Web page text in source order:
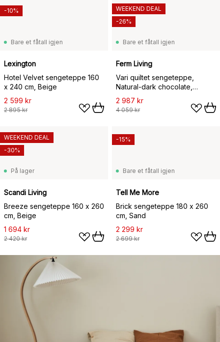
Bare et fåtall igjen
Lexington
Hotel Velvet sengeteppe 160
x 240 cm, Beige
2 599 kr
2 895 kr
-10%
Bare et fåtall igjen
Ferm Living
Vari quiltet sengeteppe,
Natural-dark chocolate,
260x180 cm
2 987 kr
4 059 kr
WEEKEND DEAL
-26%
På lager
Scandi Living
Breeze sengeteppe 160 x 260
cm, Beige
1 694 kr
2 420 kr
WEEKEND DEAL
-30%
Bare et fåtall igjen
Tell Me More
Brick sengeteppe 180 x 260
cm, Sand
2 299 kr
2 699 kr
-15%